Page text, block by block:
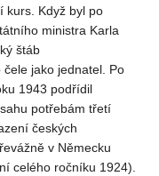
kurs. Když byl po
ministra Karla
štáb
jako jednatel. Po
1943 podřídil
potřebám třetí
českých
v Německu
celého ročníku 1924).